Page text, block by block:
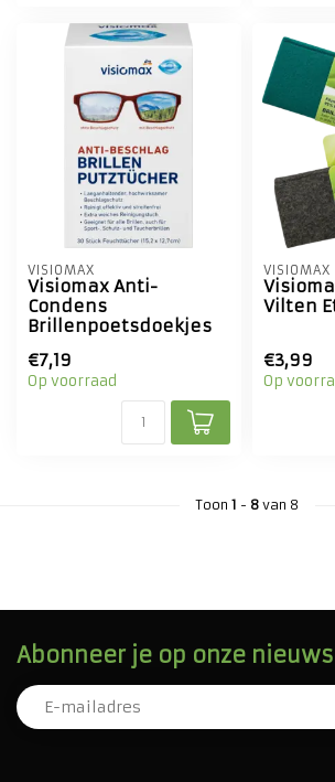
VISIOMAX
Visiomax Anti-
Condens
Brillenpoetsdoekjes
€7,19
Op voorraad
VISIOMAX
Vilten
€3,99
Op
Toon 1 - 8van 8
Abonneer je op onze